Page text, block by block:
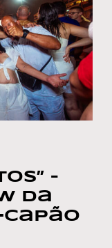
–
da
Capão